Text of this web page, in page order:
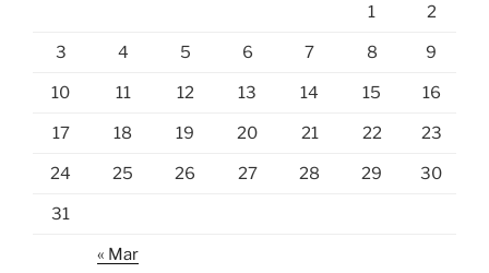
1 2
3 4 5 6 7 8 9
10 11 12 13 14 15 16
17 18 19 20 21 22 23
24 25 26 27 28 29 30
31
« Mar